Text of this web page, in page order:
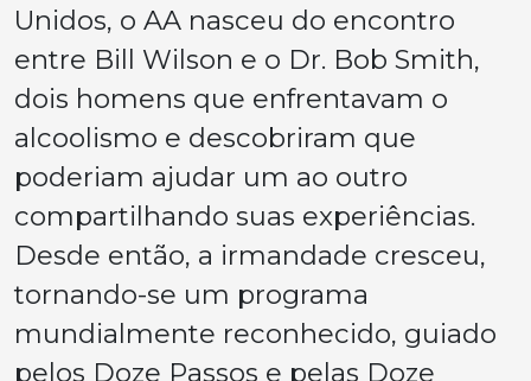
Unidos, o AA nasceu do encontro
entre Bill Wilson e o Dr. Bob Smith,
dois homens que enfrentavam o
alcoolismo e descobriram que
poderiam ajudar um ao outro
compartilhando suas experiências.
Desde então, a irmandade cresceu,
tornando-se um programa
mundialmente reconhecido, guiado
pelos Doze Passos e pelas Doze